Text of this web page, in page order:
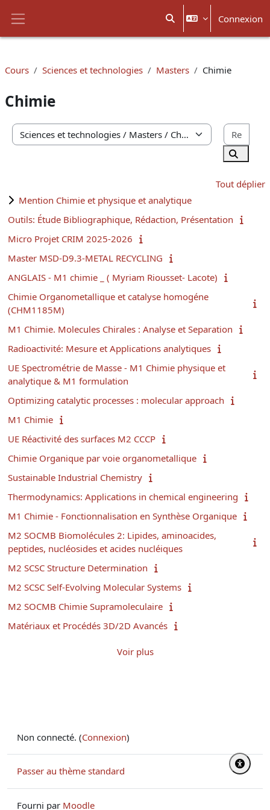
Activer/désactiver la
Connexion
Cours Sciences et technologies Masters Chimie
Chimie
Catégories de cours
Tout déplier
Mention Chimie et physique et analytique
Outils: Étude Bibliographique, Rédaction, Présentation
Micro Projet CRIM 2025-2026
Master MSD-D9.3-METAL RECYCLING
ANGLAIS - M1 chimie _ ( Myriam Riousset- Lacote)
Chimie Organometallique et catalyse homogéne
(CHM1185M)
M1 Chimie. Molecules Chirales : Analyse et Separation
Radioactivité: Mesure et Applications analytiques
UE Spectrométrie de Masse - M1 Chimie physique et
analytique & M1 formulation
Optimizing catalytic processes : molecular approach
M1 Chimie
UE Réactivité des surfaces M2 CCCP
Chimie Organique par voie organometallique
Sustainable Industrial Chemistry
Thermodynamics: Applications in chemical engineering
M1 Chimie - Fonctionnalisation en Synthèse Organique
M2 SOCMB Biomolécules 2: Lipides, aminoacides,
peptides, nucléosides et acides nucléiques
M2 SCSC Structure Determination
M2 SCSC Self-Evolving Molecular Systems
M2 SOCMB Chimie Supramoleculaire
Matériaux et Procédés 3D/2D Avancés
Voir plus
Non connecté. (Connexion)
Passer au thème standard
Fourni par Moodle